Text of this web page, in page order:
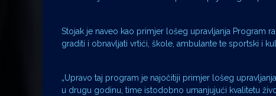
Stojak je naveo kao primjer lošeg upravljanja Program
graditi i obnavljati vrtići, škole, ambulante te sportski i
„Upravo taj program je najočitiji primjer lošeg
u drugu godinu, time istodobno umanjujući kvalitetu